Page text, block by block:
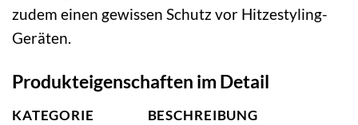
zudem einen gewissen Schutz vor Hitzestyling-
Geräten.
Produkteigenschaften im Detail
KATEGORIE
BESCHREIBUNG